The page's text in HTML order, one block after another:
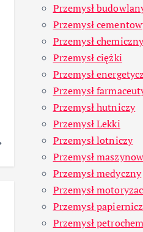
Przemysł
Przemysł
Przemysł
Przemysł ciężki
Przemysł
Przemysł
Przemysł hutniczy
Przemysł Lekki
Przemysł lotniczy
Przemysł
Przemysł medyczny
Przemysł
Przemysł
Przemysł